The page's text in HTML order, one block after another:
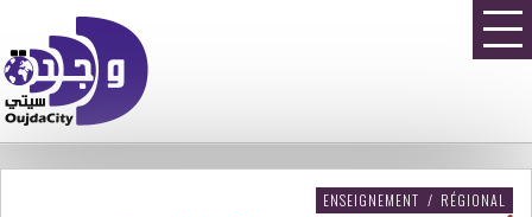
ENSEIGNEMENT / RÉGIONAL